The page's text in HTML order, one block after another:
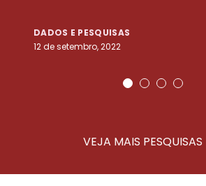
DADOS E PESQUISAS
12 de setembro, 2022
VEJA MAIS PESQUISAS